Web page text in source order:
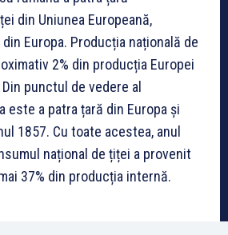
din Uniunea Europeană,
Europa. Producția națională de
2% din producția Europei
punctul de vedere al
este a patra țară din Europa și
1857. Cu toate acestea, anul
național de țiței a provenit
37% din producția internă.